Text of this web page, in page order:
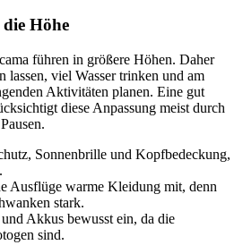
Höhe
führen in größere Höhen. Daher
lassen, viel Wasser trinken und am
Aktivitäten planen. Eine gut
diese Anpassung meist durch
Sonnenbrille und Kopfbedeckung,
Ausflüge warme Kleidung mit, denn
stark.
Akkus bewusst ein, da die
sind.